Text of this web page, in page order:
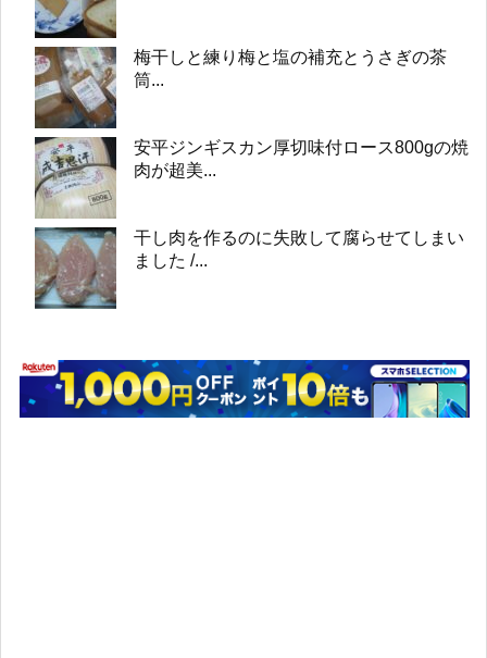
梅干しと練り梅と塩の補充とうさぎの茶
筒...
安平ジンギスカン厚切味付ロース800gの焼
肉が超美...
干し肉を作るのに失敗して腐らせてしまい
ました /...